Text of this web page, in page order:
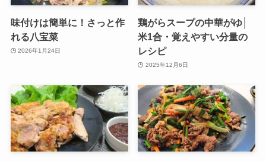
味付けは簡単に！さっと作
れる八宝菜
2026年1月24日
鶏がらスープの中華がゆ│
米1合・覚えやすい分量の
レシピ
2025年12月6日